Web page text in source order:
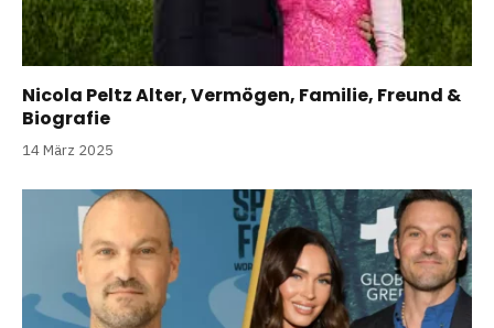
Nicola Peltz Alter, Vermögen, Familie, Freund &
Biografie
14 März 2025